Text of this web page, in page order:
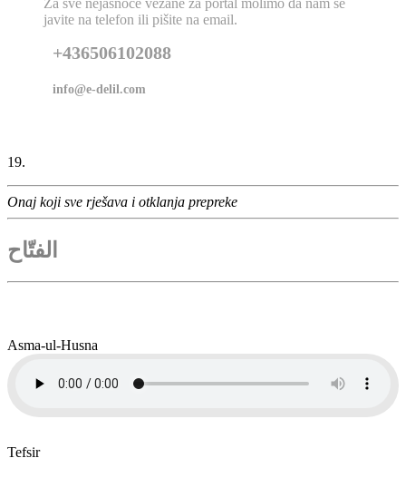
Za sve nejasnoće vezane za portal molimo da nam se
javite na telefon ili pišite na email.
+436506102088
info@e-delil.com
19.
Onaj koji sve rješava i otklanja prepreke
الفتّاح
Asma-ul-Husna
Tefsir